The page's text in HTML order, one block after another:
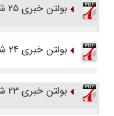
بولتن خبری 25 شهریور 1404
بولتن خبری 24 شهریور 1404
بولتن خبری 23 شهریور 1404